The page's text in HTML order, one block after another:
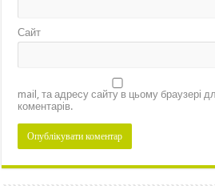
Сайт
mail, та адресу сайту в цьому браузері
коментарів.